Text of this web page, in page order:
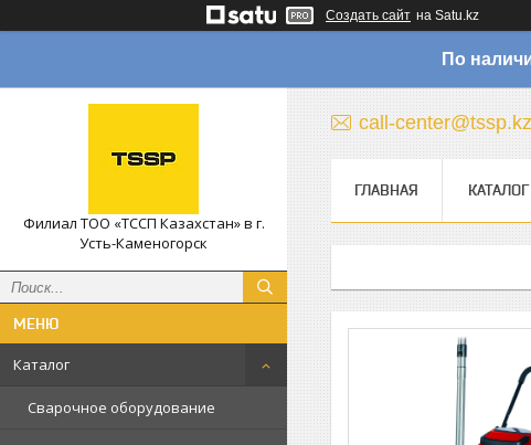
Создать сайт на Satu.kz
По
Филиал ТОО «ТССП Казахстан» в г.
Усть-Каменогорск
Каталог
Сварочное оборудование
call-center@tssp.kz
ГЛАВНАЯ КАТАЛОГ